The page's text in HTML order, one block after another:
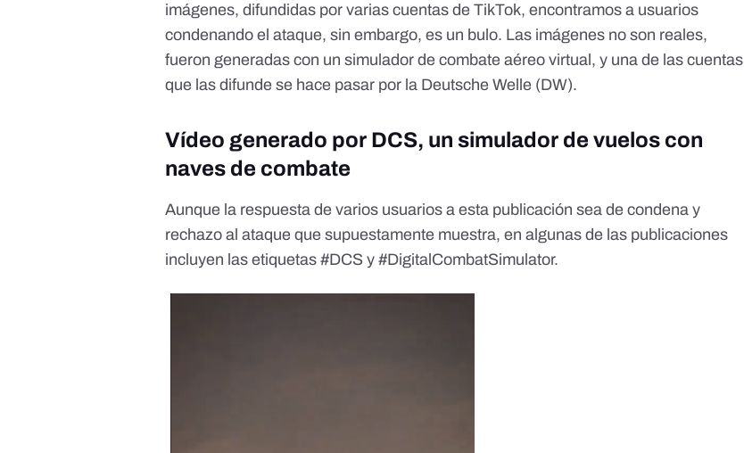
imágenes, difundidas por varias cuentas de TikTok, encontramos a usuarios
condenando el ataque, sin embargo, es un bulo. Las imágenes no son reales,
fueron generadas con un simulador de combate aéreo virtual, y una de las cuentas
que las difunde se hace pasar por la Deutsche Welle (DW).
Vídeo generado por DCS, un simulador de vuelos con
naves de combate
Aunque la respuesta de varios usuarios a esta publicación sea de condena y
rechazo al ataque que supuestamente muestra, en algunas de las publicaciones
incluyen las etiquetas #DCS y #DigitalCombatSimulator.